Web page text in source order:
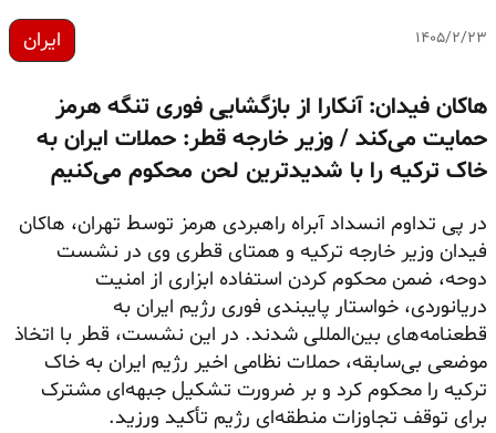
۱۴۰۵/۲/۲۳ ایران
هاکان فیدان: آنکارا از بازگشایی فوری تنگه هرمز
حمایت می‌کند / وزیر خارجه قطر: حملات ایران به
خاک ترکیه را با شدیدترین لحن محکوم می‌کنیم
در پی تداوم انسداد آبراه راهبردی هرمز توسط تهران، هاکان
فیدان وزیر خارجه ترکیه و همتای قطری وی در نشست
دوحه، ضمن محکوم کردن استفاده ابزاری از امنیت
دریانوردی، خواستار پایبندی فوری رژیم ایران به
قطعنامه‌های بین‌المللی شدند. در این نشست، قطر با اتخاذ
موضعی بی‌سابقه، حملات نظامی اخیر رژیم ایران به خاک
ترکیه را محکوم کرد و بر ضرورت تشکیل جبهه‌ای مشترک
برای توقف تجاوزات منطقه‌ای رژیم تأکید ورزید.